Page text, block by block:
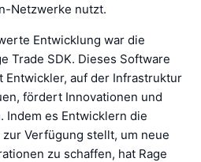
Netzwerke nutzt.
Entwicklung war die
Trade SDK. Dieses Software
Entwickler, auf der Infrastruktur
fördert Innovationen und
Indem es Entwicklern die
Verfügung stellt, um neue
zu schaffen, hat Rage